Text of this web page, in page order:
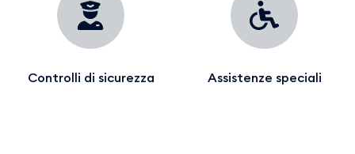
Controlli di sicurezza Assistenze speciali